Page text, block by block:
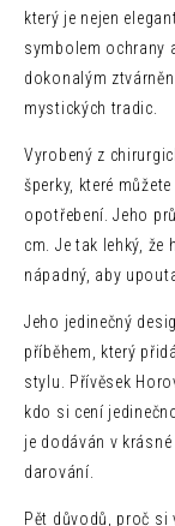
který je nejen
symbolem ochrany
dokonalým
mystických tradic.
Vyrobený z
šperky, které
opotřebení. Jeho
cm. Je tak lehký,
nápadný, aby
Jeho jedinečný
příběhem, který
stylu. Přívěsek
kdo si cení
je dodáván v
darování.
Pět důvodů, proč si